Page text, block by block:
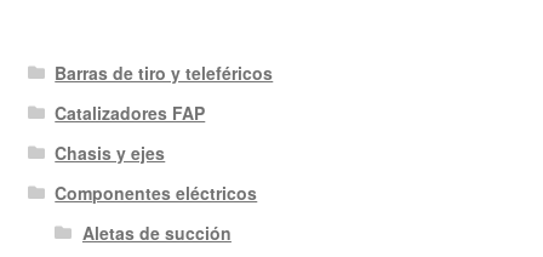
Barras de tiro y teleféricos
Catalizadores FAP
Chasis y ejes
Componentes eléctricos
Aletas de succión